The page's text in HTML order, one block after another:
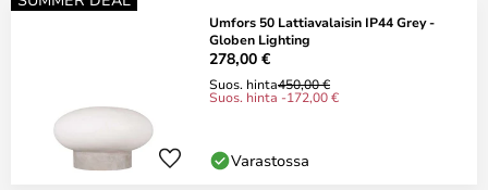
Umfors 50 Lattiavalaisin IP44 Grey -
Globen Lighting
278,00 €
Suos. hinta450,00 €
Suos. hinta -172,00 €
Varastossa